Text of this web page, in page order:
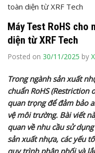
toàn diện từ XRF Tech
Máy Test RoHS cho
diện từ XRF Tech
Posted on 30/11/2025 by
Trong ngành sản xuất
chuẩn RoHS (Restriction
quan trọng để đảm bảo
vệ môi trường. Bài viết
quan về nhu cầu sử dụng
sản xuất nhựa, các yếu
quy trình phân phối và